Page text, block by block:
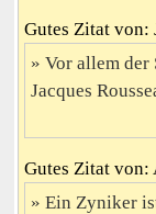
Gutes Zitat von:
Vor allem der
Jacques
Gutes Zitat von:
Ein Zyniker